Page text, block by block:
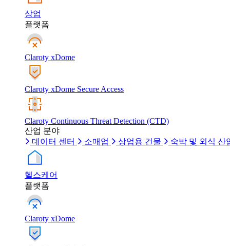
상업
플랫폼
Claroty xDome
Claroty xDome Secure Access
Claroty Continuous Threat Detection (CTD)
산업 분야
데이터 센터
소매업 상업용 건물 숙박 및 외식 산
헬스케어
플랫폼
Claroty xDome